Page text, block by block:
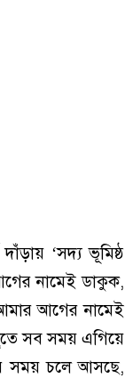
‘সদ্য ভূমিষ্ঠ
নামেই ডাকুক,
আগের নামেই
সব সময় এগিয়ে
সময় চলে আসছে,